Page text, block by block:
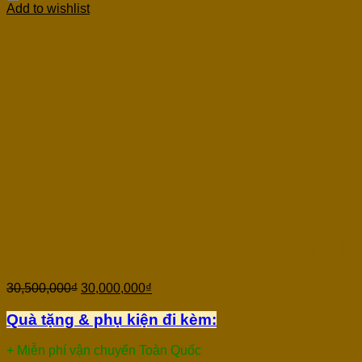
Add to wishlist
30,500,000₫ 30,000,000₫
Quà tặng & phụ kiện đi kèm:
+ Miễn phí vận chuyển Toàn Quốc